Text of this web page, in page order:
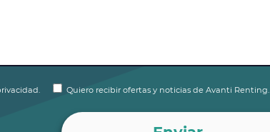
Quiero recibir ofertas y noticias de Avanti Renting.